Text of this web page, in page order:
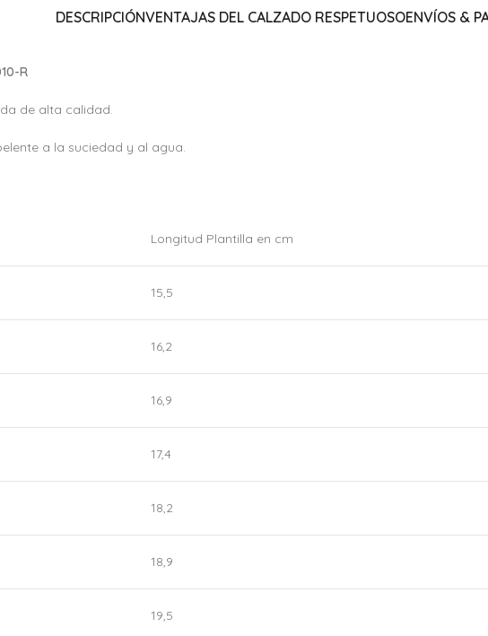
DESCRIPCIÓNVENTAJAS DEL CALZADO RESPETUOSOENVÍOS &
R
de alta calidad.
a la suciedad y al agua.
Longitud Plantilla en cm
15,5
16,2
16,9
17,4
18,2
18,9
19,5